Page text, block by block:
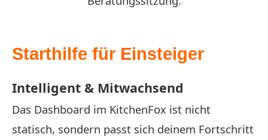
Starthilfe für Einsteiger
Intelligent & Mitwachsend
Das Dashboard im KitchenFox ist nicht
statisch, sondern passt sich deinem Fortschritt